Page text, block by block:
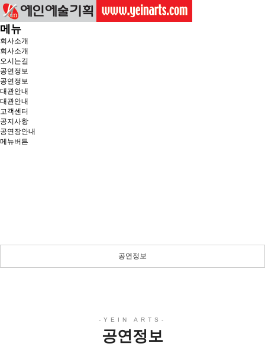
메뉴
회사소개
회사소개
오시는길
공연정보
공연정보
대관안내
대관안내
고객센터
공지사항
공연장안내
메뉴버튼
공연정보
공연정보